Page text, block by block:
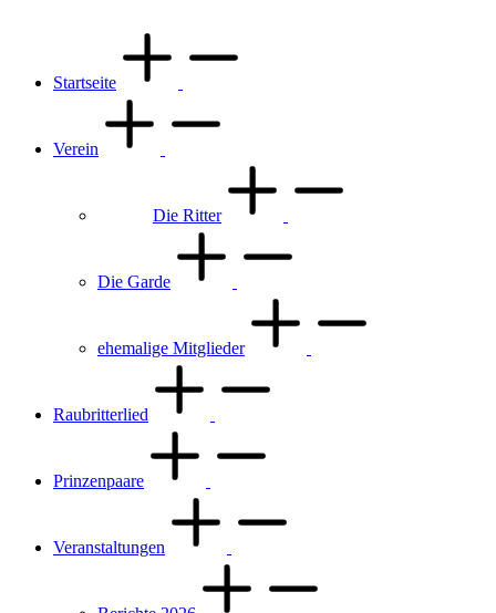
Startseite
Verein
Die Ritter
Die Garde
ehemalige Mitglieder
Raubritterlied
Prinzenpaare
Veranstaltungen